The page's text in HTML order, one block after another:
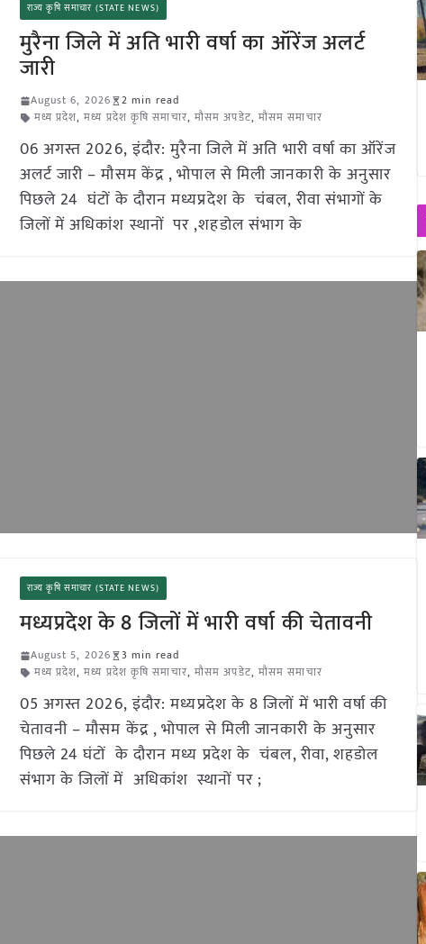
राज्य कृषि समाचार (STATE NEWS)
मुरैना जिले में अति भारी वर्षा का ऑरेंज अलर्ट
जारी
August 6, 2026
2 min read
मध्य प्रदेश,मध्य प्रदेश कृषि समाचार, मौसम अपडेट, मौसम समाचार
06 अगस्त 2026, इंदौर: मुरैना जिले में अति भारी वर्षा का ऑरेंज
अलर्ट जारी – मौसम केंद्र , भोपाल से मिली जानकारी के अनुसार
पिछले 24 घंटों के दौरान मध्यप्रदेश के चंबल, रीवा संभागों के
जिलों में अधिकांश स्थानों पर ,शहडोल संभाग के
राज्य कृषि समाचार (STATE NEWS)
मध्यप्रदेश के 8 जिलों में भारी वर्षा की चेतावनी
August 5, 2026
3 min read
मध्य प्रदेश,मध्य प्रदेश कृषि समाचार, मौसम अपडेट, मौसम समाचार
05 अगस्त 2026, इंदौर: मध्यप्रदेश के 8 जिलों में भारी वर्षा की
चेतावनी – मौसम केंद्र , भोपाल से मिली जानकारी के अनुसार
पिछले 24 घंटों के दौरान मध्य प्रदेश के चंबल, रीवा, शहडोल
संभाग के जिलों में अधिकांश स्थानों पर ;